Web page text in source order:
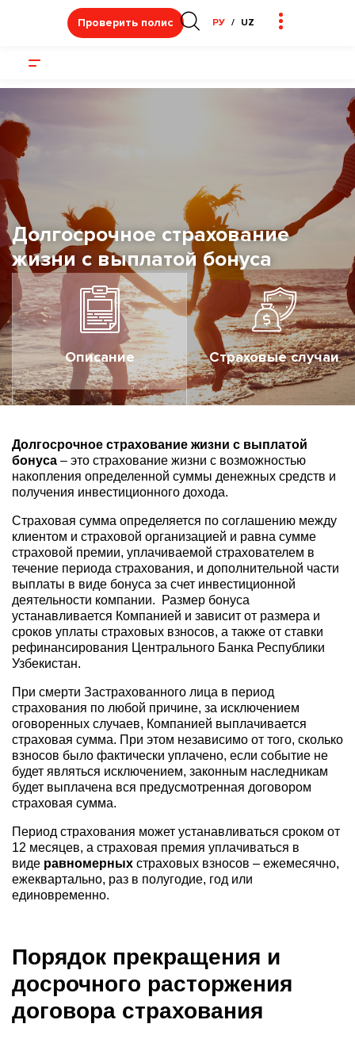
Проверить полис РУ UZ
Долгосрочное страхование
жизни с выплатой бонуса
Описание Страховые случаи
Долгосрочное страхование жизни с выплатой
бонуса – это страхование жизни с возможностью
накопления определенной суммы денежных средств и
получения инвестиционного дохода.
Страховая сумма определяется по соглашению между
клиентом и страховой организацией и равна сумме
страховой премии, уплачиваемой страхователем в
течение периода страхования, и дополнительной части
выплаты в виде бонуса за счет инвестиционной
деятельности компании. Размер бонуса
устанавливается Компанией и зависит от размера и
сроков уплаты страховых взносов, а также от ставки
рефинансирования Центрального Банка Республики
Узбекистан.
При смерти Застрахованного лица в период
страхования по любой причине, за исключением
оговоренных случаев, Компанией выплачивается
страховая сумма. При этом независимо от того, сколько
взносов было фактически уплачено, если событие не
будет являться исключением, законным наследникам
будет выплачена вся предусмотренная договором
страховая сумма.
Период страхования может устанавливаться сроком от
12 месяцев, а страховая премия уплачиваться в
виде равномерных страховых взносов – ежемесячно,
ежеквартально, раз в полугодие, год или
единовременно.
Порядок прекращения и
досрочного расторжения
договора страхования